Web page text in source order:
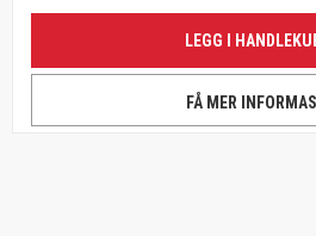
LEGG I
FÅ MER